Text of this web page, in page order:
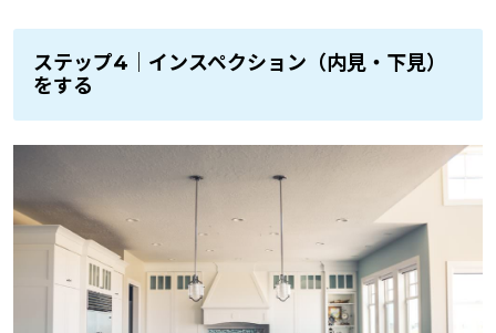
ステップ4｜インスペクション（内見・下見）
をする